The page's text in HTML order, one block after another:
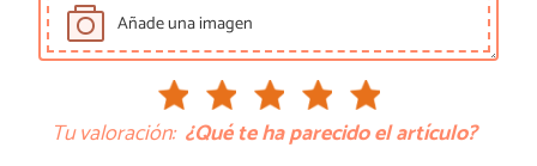
Añade una imagen
Tu valoración: ¿Qué te ha parecido el artículo?